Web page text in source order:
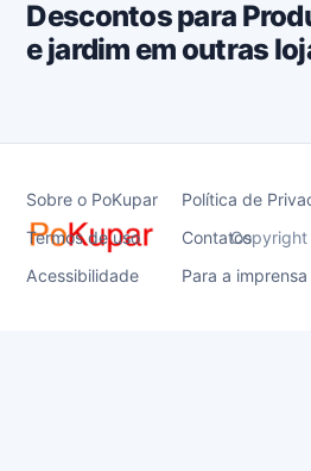
Descontos para
e jardim em outras
Sobre o PoKupar
Política de
Termos de uso
Contatos
Acessibilidade
Para a imprensa